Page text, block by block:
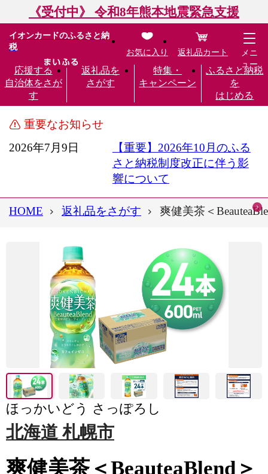
《受付中》 令和8年熊本地震緊急支援
イオンカードのふるさと納
税
応援する
自治体をさが
す
返礼品を
さがす
特集・
キャンペーン
ふるさと納税
を
はじめる
お気に入り 返礼品カート
メニ
ュー
重要なお知らせ
2026年7月9日
【重要】2026年10月のふる
さと納税制度改正に伴う影
響について
HOME 返礼品をさがす 爽健美茶＜
ほっかいどう さっぽろし
北海道 札幌市
爽健美茶＜BeauteaBlend＞